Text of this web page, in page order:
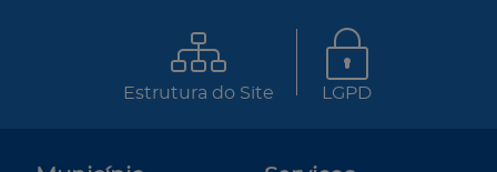
Estrutura do Site LGPD